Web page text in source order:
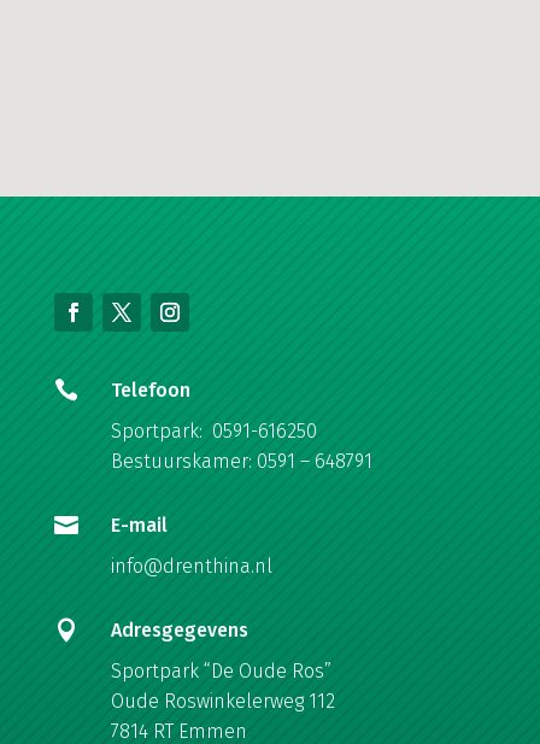

Telefoon
Sportpark: 0591-616250
Bestuurskamer: 0591 – 648791

E-mail
info@drenthina.nl

Adresgegevens
Sportpark “De Oude Ros”
Oude Roswinkelerweg 112
7814 RT Emmen